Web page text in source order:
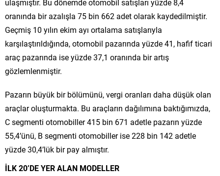
ulaşmıştır. Bu dönemde otomobil satışları yüzde 8,4
oranında bir azalışla 75 bin 662 adet olarak kaydedilmiştir.
Geçmiş 10 yılın ekim ayı ortalama satışlarıyla
karşılaştırıldığında, otomobil pazarında yüzde 41, hafif ticari
araç pazarında ise yüzde 37,1 oranında bir artış
gözlemlenmiştir.
Pazarın büyük bir bölümünü, vergi oranları daha düşük olan
araçlar oluşturmakta. Bu araçların dağılımına baktığımızda,
C segmenti otomobiller 415 bin 671 adetle pazarın yüzde
55,4’ünü, B segmenti otomobiller ise 228 bin 142 adetle
yüzde 30,4’lük bir pay almıştır.
İLK 20’DE YER ALAN MODELLER